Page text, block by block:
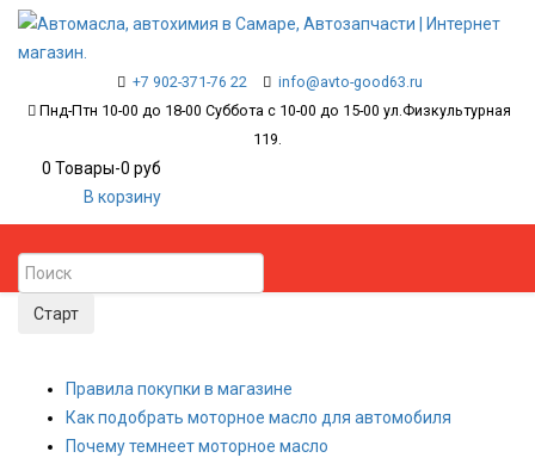
+7 902-371-76 22
info@avto-good63.ru
Пнд-Птн 10-00 до 18-00 Суббота с 10-00 до 15-00 ул.Физкультурная
119.
0 Товары-0 руб
В корзину
Правила покупки в магазине
Как подобрать моторное масло для автомобиля
Почему темнеет моторное масло